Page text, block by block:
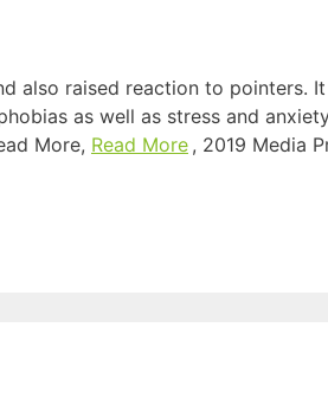
also raised reaction to pointers.
as well as stress and
More, Read More , 2019 Media